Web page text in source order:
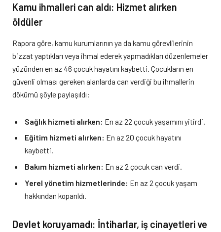
Kamu ihmalleri can aldı: Hizmet alırken
öldüler
Rapora göre, kamu kurumlarının ya da kamu görevlilerinin
bizzat yaptıkları veya ihmal ederek yapmadıkları düzenlemeler
yüzünden en az 46 çocuk hayatını kaybetti. Çocukların en
güvenli olması gereken alanlarda can verdiği bu ihmallerin
dökümü şöyle paylaşıldı:
Sağlık hizmeti alırken: En az 22 çocuk yaşamını yitirdi.
Eğitim hizmeti alırken: En az 20 çocuk hayatını
kaybetti.
Bakım hizmeti alırken: En az 2 çocuk can verdi.
Yerel yönetim hizmetlerinde: En az 2 çocuk yaşam
hakkından koparıldı.
Devlet koruyamadı: İntiharlar, iş cinayetleri ve